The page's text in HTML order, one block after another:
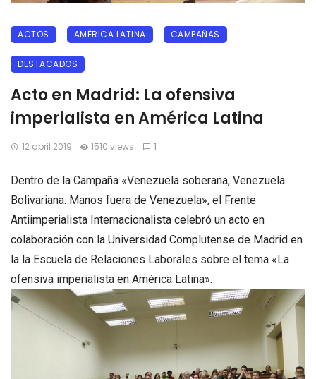
ACTOS AMÉRICA LATINA CAMPAÑAS
DESTACADOS
Acto en Madrid: La ofensiva
imperialista en América Latina
12 abril 2019 1510 views 1
Dentro de la Campaña «Venezuela soberana, Venezuela
Bolivariana. Manos fuera de Venezuela», el Frente
Antiimperialista Internacionalista celebró un acto en
colaboración con la Universidad Complutense de Madrid en
la la Escuela de Relaciones Laborales sobre el tema «La
ofensiva imperialista en América Latina».